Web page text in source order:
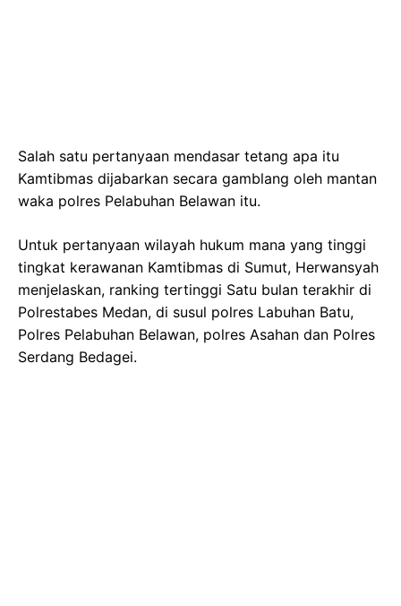
Salah satu pertanyaan mendasar tetang apa itu
Kamtibmas dijabarkan secara gamblang oleh mantan
waka polres Pelabuhan Belawan itu.
Untuk pertanyaan wilayah hukum mana yang tinggi
tingkat kerawanan Kamtibmas di Sumut, Herwansyah
menjelaskan, ranking tertinggi Satu bulan terakhir di
Polrestabes Medan, di susul polres Labuhan Batu,
Polres Pelabuhan Belawan, polres Asahan dan Polres
Serdang Bedagei.